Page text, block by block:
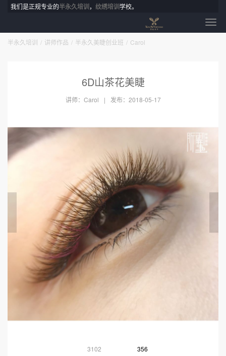
我们是正规专业的半永久培训， 纹绣培训学校。
半永久培训 讲师作品 半永久美睫创业班 Carol
6D山茶花美睫
讲师：Carol 发布：2018-05-17
3102 356